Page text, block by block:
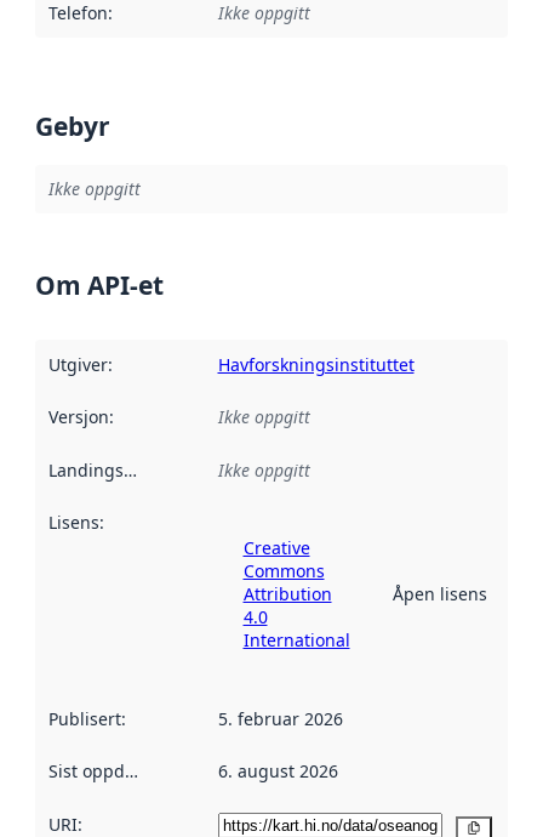
Telefon: Ikke oppgitt
Gebyr
Ikke oppgitt
Om API-et
Utgiver: Havforskningsinstituttet
Versjon: Ikke oppgitt
Landingsside Ikke oppgitt
Lisens:
Creative
Commons
Attribution
4.0
International
Åpen lisens
Publisert: 5. februar 2026
Sist oppdatert 6. august 2026
URI: